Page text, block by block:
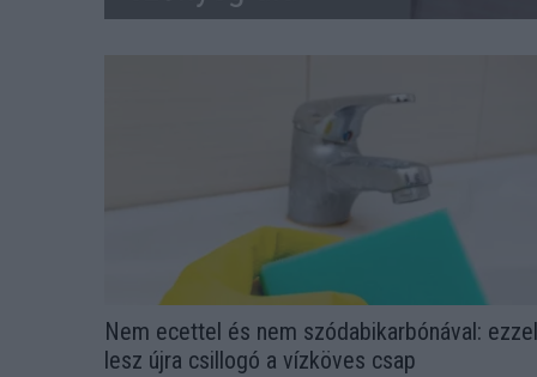
Nem ecettel és nem szódabikarbónával: ezzel
lesz újra csillogó a vízköves csap